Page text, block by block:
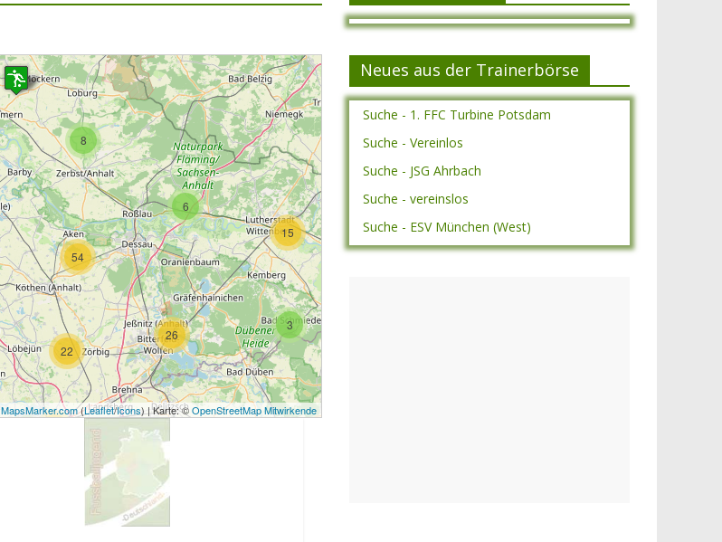
3
2
6
3
15
22
26
8
54
MapsMarker.com(Leaflet/Icons) | Karte: ©OpenStreetMap Mitwirkende
Neues aus der Trainerbörse
Suche - 1. FFC Turbine Potsdam
Suche - Vereinlos
Suche - JSG Ahrbach
Suche - vereinslos
Suche - ESV München (West)